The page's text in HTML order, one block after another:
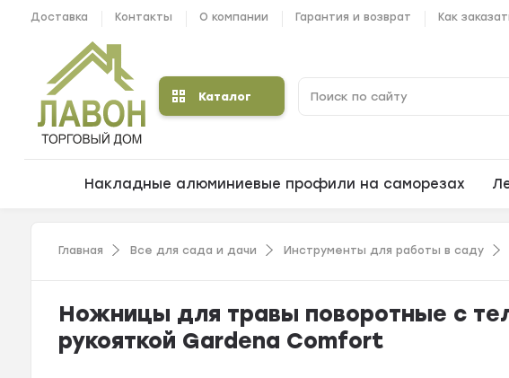
Доставка Контакты О компании Гарантия и возврат Как
Каталог
Накладные алюминиевые профили на саморезах
Главная Все для сада и дачи Инструменты для работы в саду
Ножницы для травы поворотные с
рукояткой Gardena Comfort